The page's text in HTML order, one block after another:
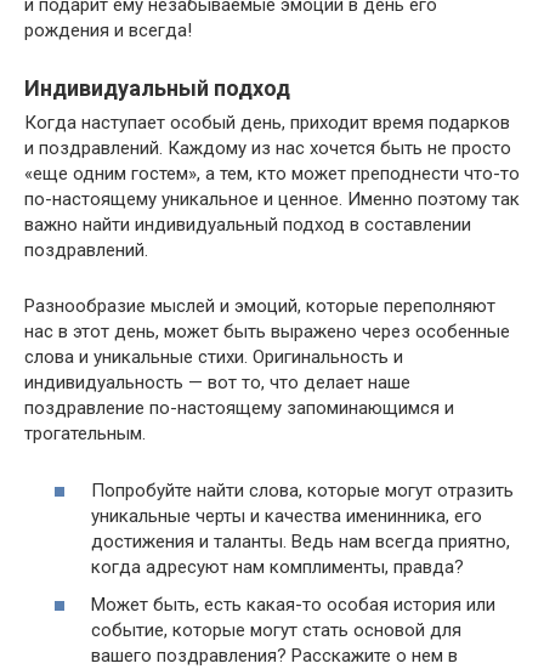
и подарит ему незабываемые эмоции в день его
рождения и всегда!
Индивидуальный подход
Когда наступает особый день, приходит время подарков
и поздравлений. Каждому из нас хочется быть не просто
«еще одним гостем», а тем, кто может преподнести что-то
по-настоящему уникальное и ценное. Именно поэтому так
важно найти индивидуальный подход в составлении
поздравлений.
Разнообразие мыслей и эмоций, которые переполняют
нас в этот день, может быть выражено через особенные
слова и уникальные стихи. Оригинальность и
индивидуальность — вот то, что делает наше
поздравление по-настоящему запоминающимся и
трогательным.
Попробуйте найти слова, которые могут отразить
уникальные черты и качества именинника, его
достижения и таланты. Ведь нам всегда приятно,
когда адресуют нам комплименты, правда?
Может быть, есть какая-то особая история или
событие, которые могут стать основой для
вашего поздравления? Расскажите о нем в